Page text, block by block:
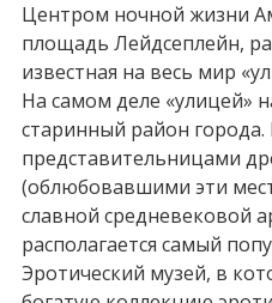
Центром ночной жизни
площадь Лейдсеплейн,
известная на весь мир
На самом деле «улицей»
старинный район
представительницами
(облюбовавшими эти
славной средневековой
располагается самый
Эротический музей, в